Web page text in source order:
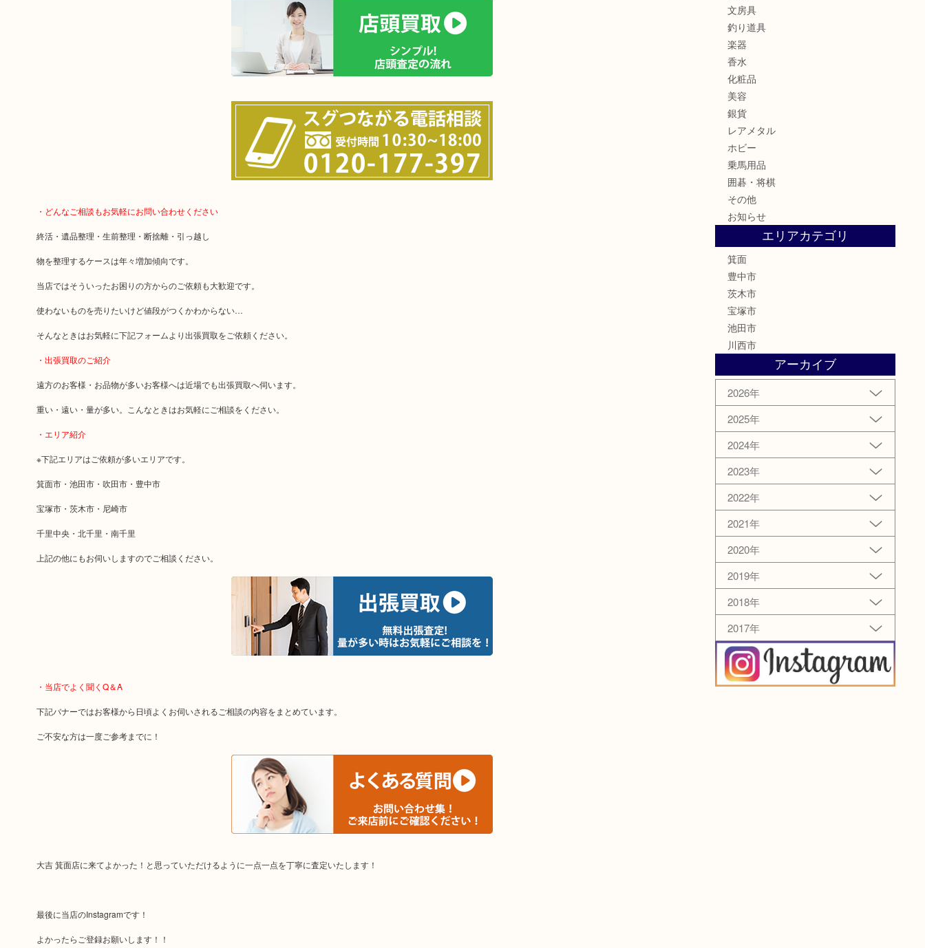
・どんなご相談もお気軽にお問い合わせください
終活・遺品整理・生前整理・断捨離・引っ越し
物を整理するケースは年々増加傾向です。
当店ではそういったお困りの方からのご依頼も大歓迎です。
使わないものを売りたいけど値段がつくかわからない…
そんなときはお気軽に下記フォームより出張買取をご依頼ください。
・出張買取のご紹介
遠方のお客様・お品物が多いお客様へは近場でも出張買取へ伺います。
重い・遠い・量が多い。こんなときはお気軽にご相談をください。
・エリア紹介
※下記エリアはご依頼が多いエリアです。
箕面市・池田市・吹田市・豊中市
宝塚市・茨木市・尼崎市
千里中央・北千里・南千里
上記の他にもお伺いしますのでご相談ください。
・当店でよく聞くQ＆A
下記バナーではお客様から日頃よくお伺いされるご相談の内容をまとめています。
ご不安な方は一度ご参考までに！
大吉 箕面店に来てよかった！と思っていただけるように一点一点を丁寧に査定いたします！
最後に当店のInstagramです！
よかったらご登録お願いします！！
文房具
釣り道具
楽器
香水
化粧品
美容
銀貨
レアメタル
ホビー
乗馬用品
囲碁・将棋
その他
お知らせ
エリアカテゴリ
箕面
豊中市
茨木市
宝塚市
池田市
川西市
アーカイブ
2026年
2025年
2024年
2023年
2022年
2021年
2020年
2019年
2018年
2017年